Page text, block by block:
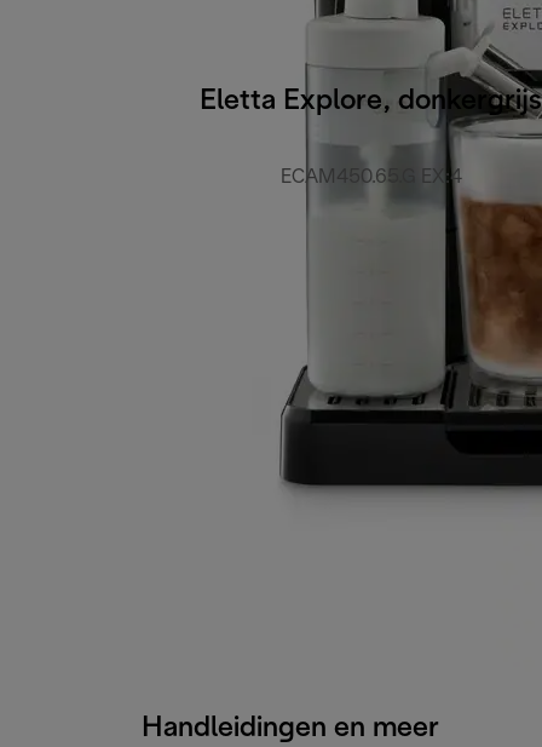
Eletta Explore, donkergrijs
ECAM450.65.G EX:4
Handleidingen en meer